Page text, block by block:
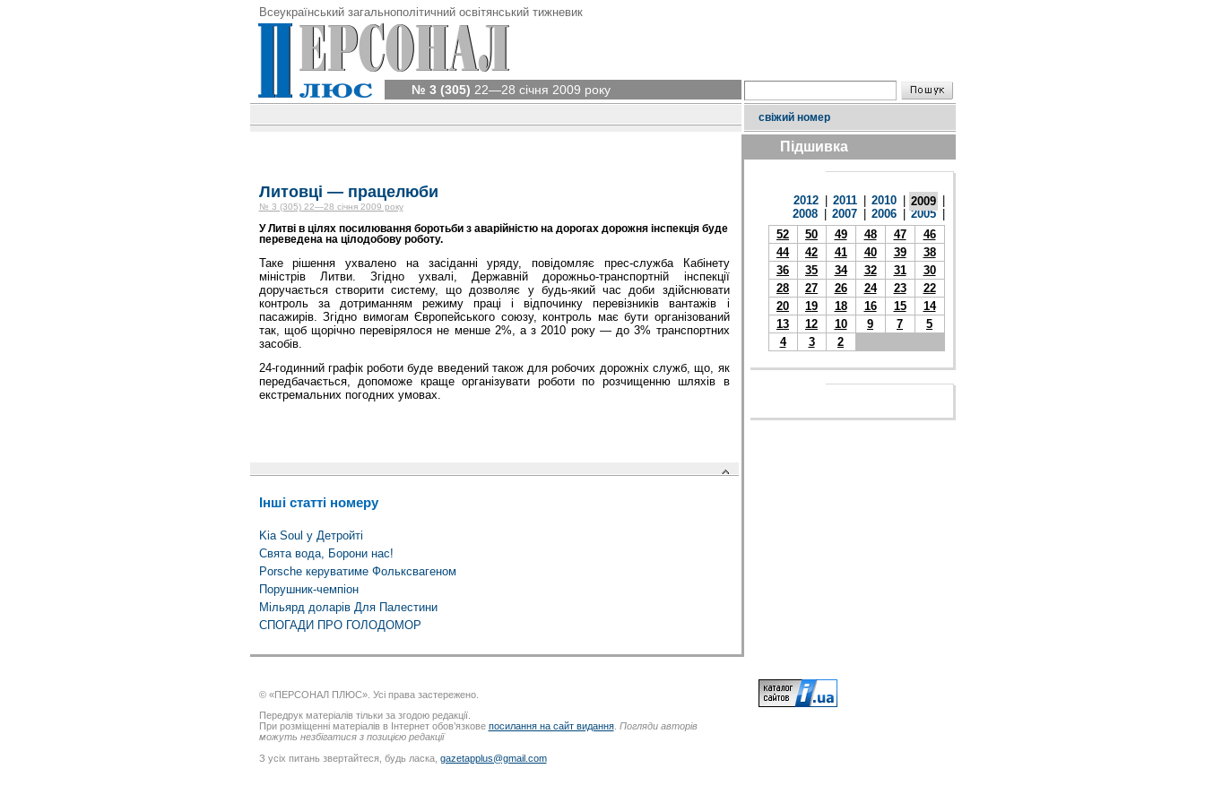
Всеукраїнський загальнополітичний освітянський тижневик
№ 3 (305) 22—28 січня 2009 року
свіжий номер
Литовці — працелюби
№ 3 (305) 22—28 січня 2009 року
У Литві в цілях посилювання боротьби з аварійністю на дорогах дорожня інспекція буде
переведена на цілодобову роботу.
Таке рішення ухвалено на засіданні уряду, повідомляє прес-служба Кабінету
міністрів Литви. Згідно ухвалі, Державній дорожньо-транспортній інспекції
доручається створити систему, що дозволяє у будь-який час доби здійснювати
контроль за дотриманням режиму праці і відпочинку перевізників вантажів і
пасажирів. Згідно вимогам Європейського союзу, контроль має бути організований
так, щоб щорічно перевірялося не менше 2%, а з 2010 року — до 3% транспортних
засобів.
24-годинний графік роботи буде введений також для робочих дорожніх служб, що, як
передбачається, допоможе краще організувати роботи по розчищенню шляхів в
екстремальних погодних умовах.
Інші статті номеру
Kia Soul у Детройті
Свята вода, Борони нас!
Porsche керуватиме Фольксвагеном
Порушник-чемпіон
Мільярд доларів Для Палестини
СПОГАДИ ПРО ГОЛОДОМОР
Підшивка
2012 2011 2010 2009
2008
2007 2006 2005
52
50 49 48 47
46
44
42 41 40 39
38
36
35 34 32 31
30
28
27 26 24 23
22
20
19 18 16 15
14
13
12 10 9 7
5
4
3 2
© «ПЕРСОНАЛ ПЛЮС». Усі права застережено.
Передрук матеріалів тільки за згодою редакції.
При розміщенні матеріалів в Інтернет обов’язкове посилання на сайт видання. Погляди авторів
можуть незбігатися з позицією редакції
З усіх питань звертайтеся, будь ласка, gazetapplus@gmail.com